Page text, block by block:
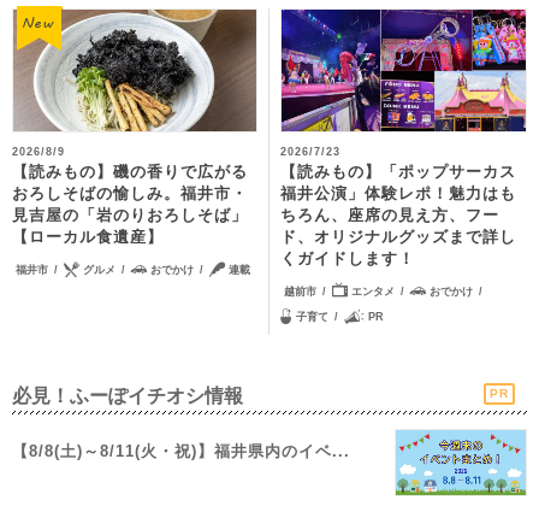
2026/8/9
【読みもの】磯の香りで広がる
おろしそばの愉しみ。福井市・
見吉屋の「岩のりおろしそば」
【ローカル食遺産】
福井市 グルメ おでかけ 連載
2026/7/23
【読みもの】「ポップサーカス
福井公演」体験レポ！魅力はも
ちろん、座席の見え方、フー
ド、オリジナルグッズまで詳し
くガイドします！
越前市 エンタメ おでかけ
子育て PR
必見！ふーぽイチオシ情報 PR
【8/8(土)～8/11(火・祝)】福井県内のイベ...